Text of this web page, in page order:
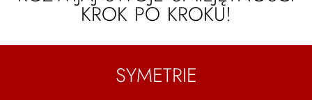
KROK PO KROKU!
SYMETRIE